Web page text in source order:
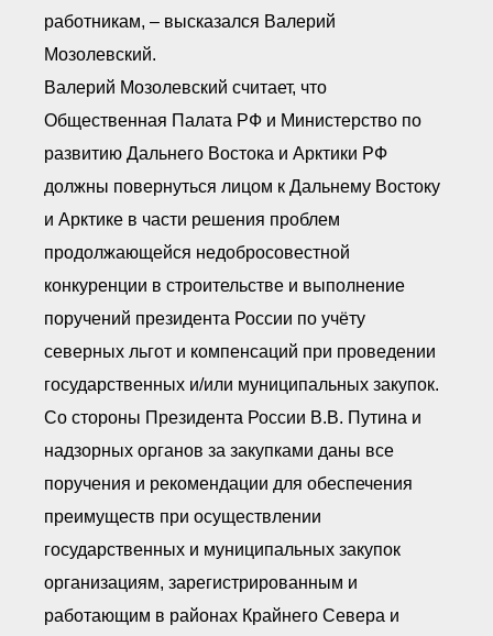
работникам, – высказался Валерий
Мозолевский.
Валерий Мозолевский считает, что
Общественная Палата РФ и Министерство по
развитию Дальнего Востока и Арктики РФ
должны повернуться лицом к Дальнему Востоку
и Арктике в части решения проблем
продолжающейся недобросовестной
конкуренции в строительстве и выполнение
поручений президента России по учёту
северных льгот и компенсаций при проведении
государственных и/или муниципальных закупок.
Со стороны Президента России В.В. Путина и
надзорных органов за закупками даны все
поручения и рекомендации для обеспечения
преимуществ при осуществлении
государственных и муниципальных закупок
организациям, зарегистрированным и
работающим в районах Крайнего Севера и